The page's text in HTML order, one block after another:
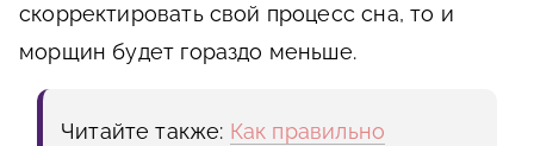
скорректировать свой процесс сна, то и
морщин будет гораздо меньше.
Читайте также: Как правильно